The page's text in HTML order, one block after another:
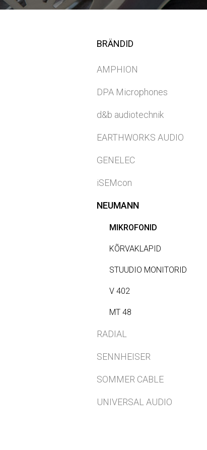
BRÄNDID
AMPHION
DPA Microphones
d&b audiotechnik
EARTHWORKS AUDIO
GENELEC
iSEMcon
NEUMANN
MIKROFONID
KÕRVAKLAPID
STUUDIO MONITORID
V 402
MT 48
RADIAL
SENNHEISER
SOMMER CABLE
UNIVERSAL AUDIO